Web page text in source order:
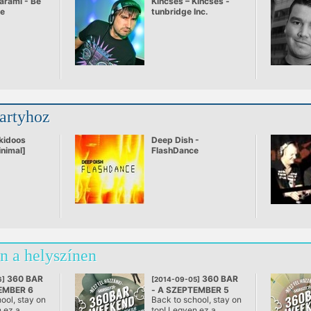
tunbridge Inc.
Deep Dish -
FlashDance
a helyszínen
360 BAR
6
Budapest
stay on
[2014-09-05] 360 BAR
- A SZEPTEMBER 5
@ 360 Bár, Budapest
Back to school, stay on